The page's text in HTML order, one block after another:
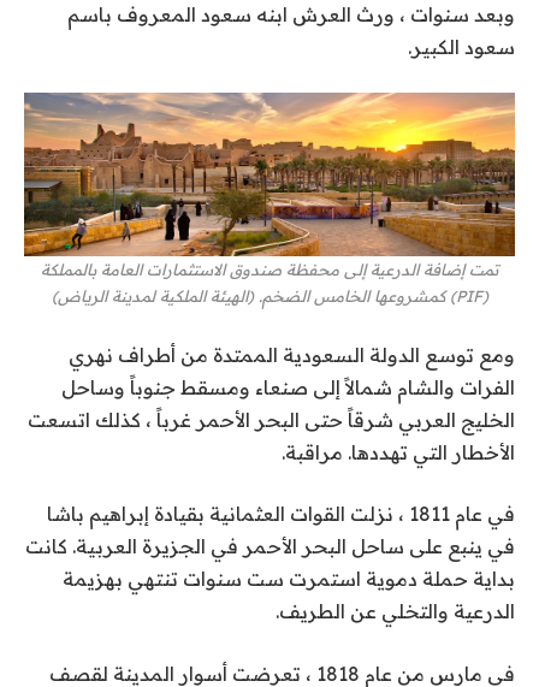
وبعد سنوات ، ورث العرش ابنه سعود المعروف باسم
سعود الكبير.
تمت إضافة الدرعية إلى محفظة صندوق الاستثمارات العامة بالمملكة
(PIF) كمشروعها الخامس الضخم. (الهيئة الملكية لمدينة الرياض)
ومع توسع الدولة السعودية الممتدة من أطراف نهري
الفرات والشام شمالاً إلى صنعاء ومسقط جنوباً وساحل
الخليج العربي شرقاً حتى البحر الأحمر غرباً ، كذلك اتسعت
الأخطار التي تهددها. مراقبة.
في عام 1811 ، نزلت القوات العثمانية بقيادة إبراهيم باشا
في ينبع على ساحل البحر الأحمر في الجزيرة العربية. كانت
بداية حملة دموية استمرت ست سنوات تنتهي بهزيمة
الدرعية والتخلي عن الطريف.
في مارس من عام 1818 ، تعرضت أسوار المدينة لقصف